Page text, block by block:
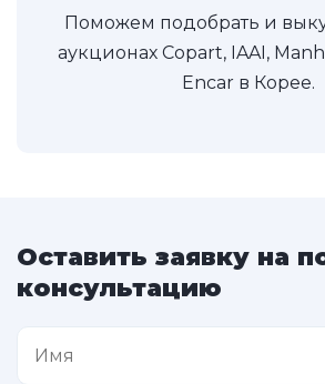
Поможем подобрать и
аукционах Copart, IAAI,
Encar в Корее.
Оставить заявку на
консультацию